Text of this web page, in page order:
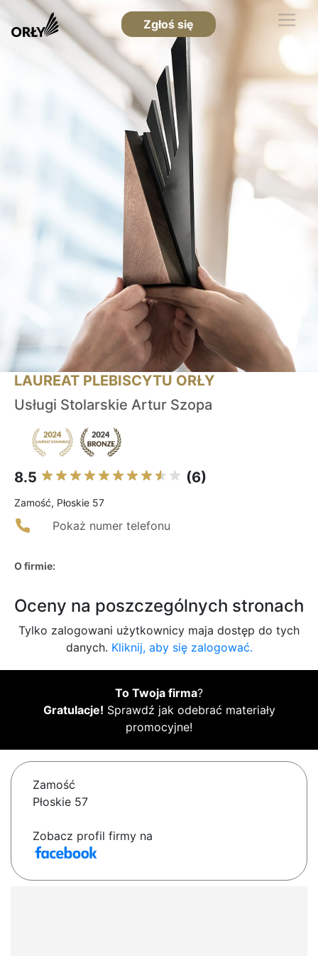
Zgłoś się
LAUREAT PLEBISCYTU ORŁY
Usługi Stolarskie Artur Szopa
8.5 (6)
Zamość, Płoskie 57
Pokaż numer telefonu
O firmie:
Oceny na poszczególnych stronach
Tylko zalogowani użytkownicy maja dostęp do tych
danych. Kliknij, aby się zalogować.
To Twoja firma?
Gratulacje! Sprawdź jak odebrać materiały
promocyjne!
Zamość
Płoskie 57
Zobacz profil firmy na